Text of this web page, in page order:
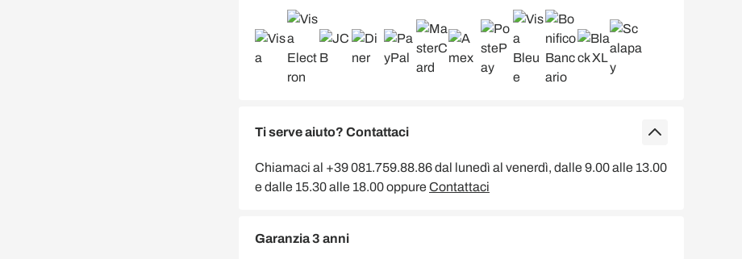
Ti serve aiuto? Contattaci
Chiamaci al +39 081.759.88.86 dal lunedì al venerdì, dalle 9.00 alle 13.00
e dalle 15.30 alle 18.00 oppureContattaci
Garanzia 3 anni